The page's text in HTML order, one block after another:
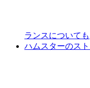
ランスについても
ハムスターのス